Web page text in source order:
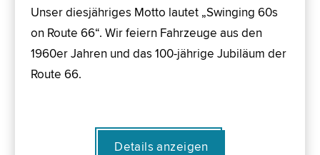
Unser diesjähriges Motto lautet „Swinging 60s
on Route 66“. Wir feiern Fahrzeuge aus den
1960er Jahren und das 100-jährige Jubiläum der
Route 66.
Details anzeigen